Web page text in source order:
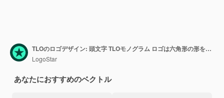
TLOのロゴデザイン: 頭文字 TLOモノグラム ロゴは六角形の形を使用しています
LogoStar
あなたにおすすめのベクトル